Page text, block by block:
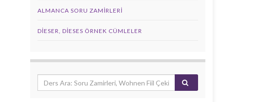
ALMANCA SORU ZAMIRLERI
DIESER, DIESES ÖRNEK CÜMLELER